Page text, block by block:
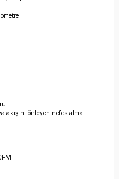
akışını önleyen nefes alma